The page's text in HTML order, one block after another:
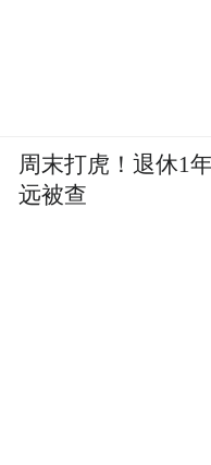
周末打虎！退休1
远被查